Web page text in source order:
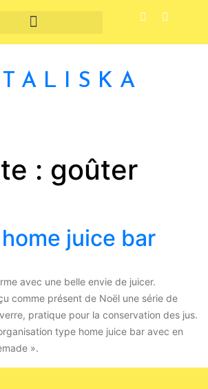
: goûter
juice bar
avec une belle envie de juicer.
comme présent de Noël une série de
pratique pour la conservation des jus.
type home juice bar avec en
».